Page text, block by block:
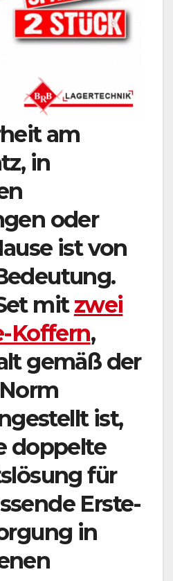
am
in
oder
ist von
mitzwei
Koffern,
gemäß der
ist,
doppelte
für
Erste-
in